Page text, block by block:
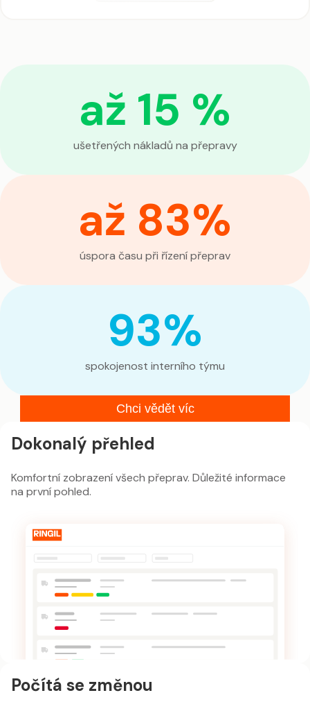
až 15 %
ušetřených nákladů na přepravy
až 83%
úspora času při řízení přeprav
93%
spokojenost interního týmu
Chci vědět víc
Dokonalý přehled
Komfortní zobrazení všech přeprav. Důležité informace
na první pohled.
Počítá se změnou